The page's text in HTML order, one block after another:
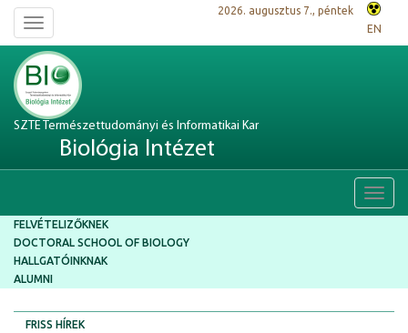
Toggle
navigation
2026. augusztus 7., péntek
EN
SZTE Természettudományi és Informatikai Kar
Biológia Intézet
FELVÉTELIZŐKNEK
DOCTORAL SCHOOL OF BIOLOGY
HALLGATÓINKNAK
ALUMNI
FRISS HÍREK